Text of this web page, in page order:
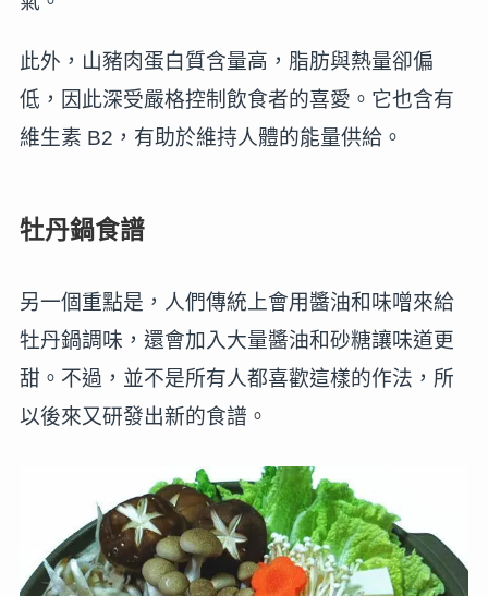
此外，山豬肉蛋白質含量高，脂肪與熱量卻偏
低，因此深受嚴格控制飲食者的喜愛。它也含有
維生素 B2，有助於維持人體的能量供給。
牡丹鍋食譜
另一個重點是，人們傳統上會用醬油和味噌來給
牡丹鍋調味，還會加入大量醬油和砂糖讓味道更
甜。不過，並不是所有人都喜歡這樣的作法，所
以後來又研發出新的食譜。